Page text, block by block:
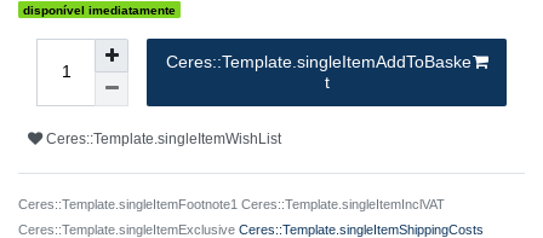
disponível imediatamente
Ceres::Template.singleItemAddToBaske
t
Ceres::Template.singleItemWishList
Ceres::Template.singleItemFootnote1 Ceres::Template.singleItemInclVAT
Ceres::Template.singleItemExclusive Ceres::Template.singleItemShippingCosts